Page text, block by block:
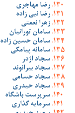
رضا مهاجری
رضا نبی زاده
زهرا نعمتی
سامان تورانیان
سامان حسین زاده
سامانه پیامکی
سجاد اژدر
سجاد بیرانوند
سجاد حسامی
سجاد حیدری
سرپرست باشگاه
سرمایه گذاری